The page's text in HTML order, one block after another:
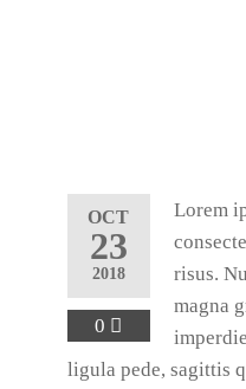
OCT
23
2018
0
Lorem
risus.
magna
ligula pede, sagittis